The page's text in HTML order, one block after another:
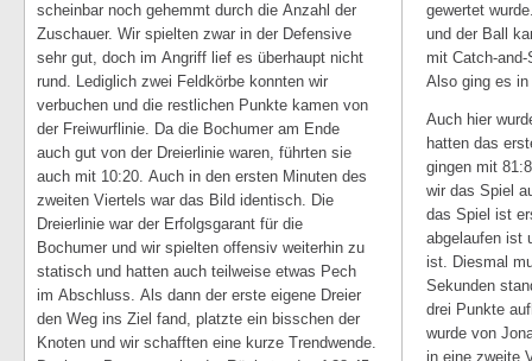
scheinbar noch gehemmt durch die Anzahl der
Zuschauer. Wir spielten zwar in der Defensive
sehr gut, doch im Angriff lief es überhaupt nicht
rund. Lediglich zwei Feldkörbe konnten wir
verbuchen und die restlichen Punkte kamen von
der Freiwurflinie. Da die Bochumer am Ende
auch gut von der Dreierlinie waren, führten sie
auch mit 10:20. Auch in den ersten Minuten des
zweiten Viertels war das Bild identisch. Die
Dreierlinie war der Erfolgsgarant für die
Bochumer und wir spielten offensiv weiterhin zu
statisch und hatten auch teilweise etwas Pech
im Abschluss. Als dann der erste eigene Dreier
den Weg ins Ziel fand, platzte ein bisschen der
Knoten und wir schafften eine kurze Trendwende.
gewertet
und der Ball
mit Catch-
Also ging es in
Auch hier
hatten das
gingen mit
wir das Spiel
das Spiel ist
abgelaufen ist
ist. Diesmal
Sekunden
drei Punkte
wurde von
in eine zweite